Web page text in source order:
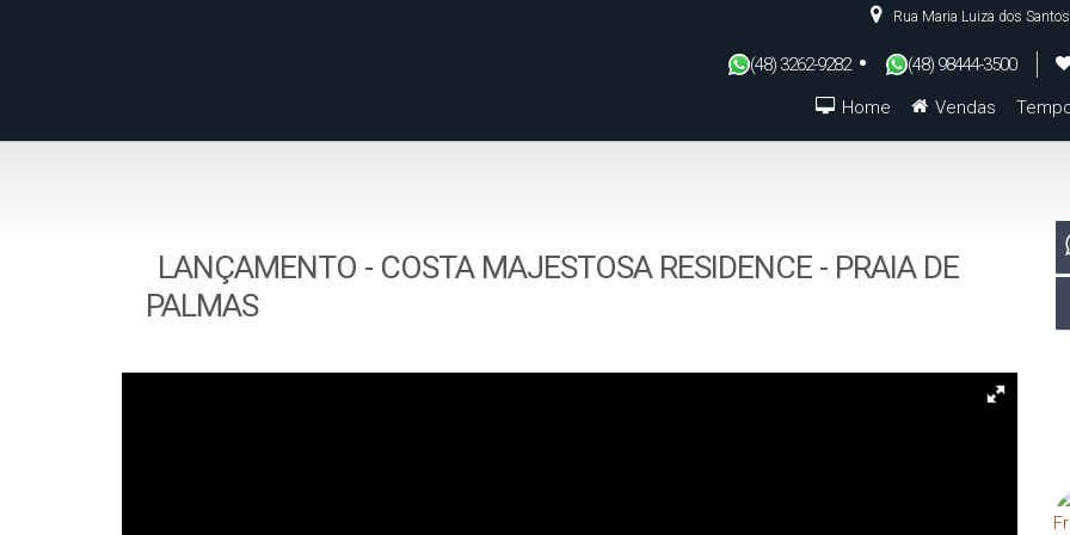
Rua Maria Luiza dos Santos
(48) 3262-9282 (48) 98444-3500
Vendas
Home
LANÇAMENTO - COSTA MAJESTOSA RESIDENCE - PRAIA DE
PALMAS